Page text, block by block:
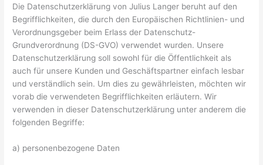
Die Datenschutzerklärung von Julius Langer beruht auf den
Begrifflichkeiten, die durch den Europäischen Richtlinien- und
Verordnungsgeber beim Erlass der Datenschutz-
Grundverordnung (DS-GVO) verwendet wurden. Unsere
Datenschutzerklärung soll sowohl für die Öffentlichkeit als
auch für unsere Kunden und Geschäftspartner einfach lesbar
und verständlich sein. Um dies zu gewährleisten, möchten wir
vorab die verwendeten Begrifflichkeiten erläutern. Wir
verwenden in dieser Datenschutzerklärung unter anderem die
folgenden Begriffe:
a) personenbezogene Daten